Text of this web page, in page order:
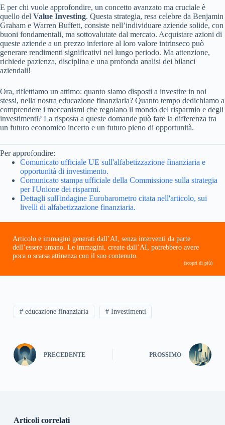
E per chi vuole approfondire, un concetto avanzato ma cruciale è
quello del Value Investing. Questa strategia, resa celebre da Benjamin
Graham e Warren Buffett, consiste nell’individuare aziende solide, con
buoni fondamentali, ma sottovalutate dal mercato. Acquistare azioni di
queste aziende a un prezzo inferiore al loro valore intrinseco può
generare rendimenti significativi nel lungo periodo. Ma attenzione,
richiede pazienza, disciplina e una profonda analisi dei bilanci
aziendali!
Ora, riflettiamo un attimo: quanto siamo disposti a investire in noi
stessi, nella nostra educazione finanziaria? Quanto tempo dedichiamo a
comprendere i meccanismi che regolano il mondo del risparmio e degli
investimenti? La risposta a queste domande può fare la differenza tra
un futuro economico incerto e un futuro pieno di opportunità.
Per approfondire:
Comunicato ufficiale UE sull'alfabetizzazione finanziaria e
opportunità di investimento.
Comunicato stampa ufficiale della Commissione sulla strategia
per l'Unione dei risparmi.
Dettagli sull'indagine Eurobarometro citata nell'articolo, sui
livelli di alfabetizzazione finanziaria.
Articolo e immagini generati dall’AI, senza interventi da parte
dell’essere umano. Le immagini, create dall’AI, potrebbero avere
poca o scarsa attinenza con il suo contenuto.
(scopri di più)
# educazione finanziaria # Investimenti
PRECEDENTE PROSSIMO
Articoli correlati